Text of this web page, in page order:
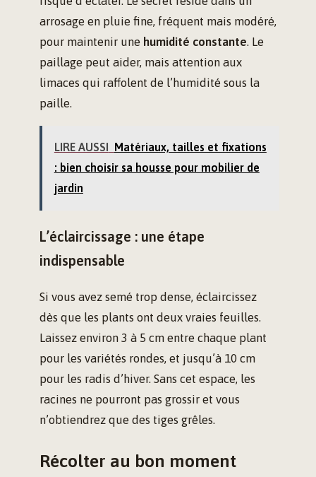
arrosage en pluie fine, fréquent mais modéré,
pour maintenir une humidité constante. Le
paillage peut aider, mais attention aux
limaces qui raffolent de l’humidité sous la
paille.
LIRE AUSSI
Matériaux, tailles et fixations
: bien choisir sa housse pour mobilier de
jardin
L’éclaircissage : une étape
indispensable
Si vous avez semé trop dense, éclaircissez
dès que les plants ont deux vraies feuilles.
Laissez environ 3 à 5 cm entre chaque plant
pour les variétés rondes, et jusqu’à 10 cm
pour les radis d’hiver. Sans cet espace, les
racines ne pourront pas grossir et vous
n’obtiendrez que des tiges grêles.
Récolter au bon moment